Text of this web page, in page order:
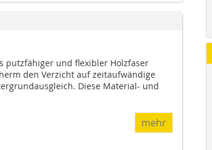
putzfähiger und flexibler Holzfaser
den Verzicht auf zeitaufwändige
Diese Material- und
mehr